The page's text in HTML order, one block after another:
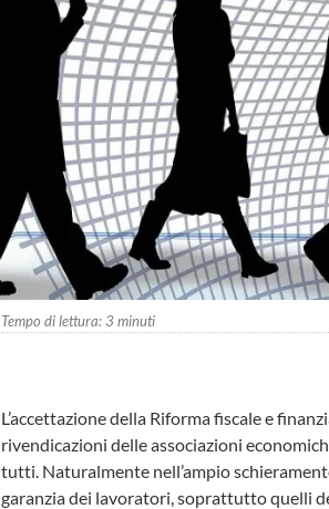
Tempo di lettura:3 minuti
L’accettazione della Riforma fiscale e
rivendicazioni delle associazioni
tutti. Naturalmente nell’ampio
garanzia dei lavoratori, soprattutto quelli